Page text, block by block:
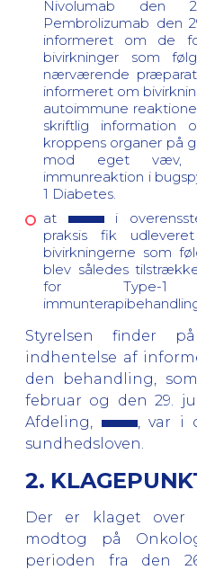
Nivolumab den
Pembrolizumab den
informeret om de
bivirkninger som
nærværende
informeret om
autoimmune
skriftlig information
kroppens organer på
mod eget væv,
immunreaktion i
1 Diabetes.
at
i
praksis fik
bivirkningerne som
blev således
for Type-1
Styrelsen finder
indhentelse af
den behandling, som
februar og den 29.
Afdeling,
, var i
sundhedsloven.
2.
Der er klaget over
modtog på
perioden fra den